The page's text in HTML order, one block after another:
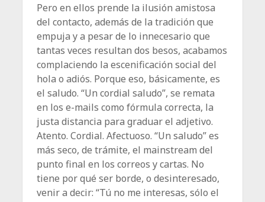
Pero en ellos prende la ilusión amistosa
del contacto, además de la tradición que
empuja y a pesar de lo innecesario que
tantas veces resultan dos besos, acabamos
complaciendo la escenificación social del
hola o adiós. Porque eso, básicamente, es
el saludo. “Un cordial saludo”, se remata
en los e-mails como fórmula correcta, la
justa distancia para graduar el adjetivo.
Atento. Cordial. Afectuoso. “Un saludo” es
más seco, de trámite, el mainstream del
punto final en los correos y cartas. No
tiene por qué ser borde, o desinteresado,
venir a decir: “Tú no me interesas, sólo el